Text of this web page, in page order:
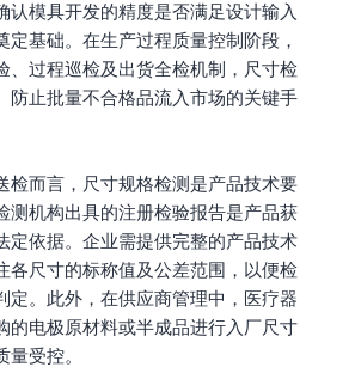
认模具开发的精度是否满足设计输入
定基础。在生产过程质量控制阶段，
、过程巡检及出货全检机制，尺寸检
防止批量不合格品流入市场的关键手
检而言，尺寸规格检测是产品技术要
测机构出具的注册检验报告是产品获
定依据。企业需提供完整的产品技术
各尺寸的标称值及公差范围，以便检
定。此外，在供应商管理中，医疗器
的电极原材料或半成品进行入厂尺寸
受控。